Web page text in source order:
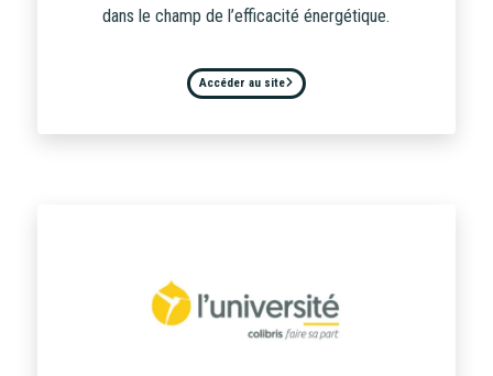
dans le champ de l’efficacité énergétique.
Accéder au site